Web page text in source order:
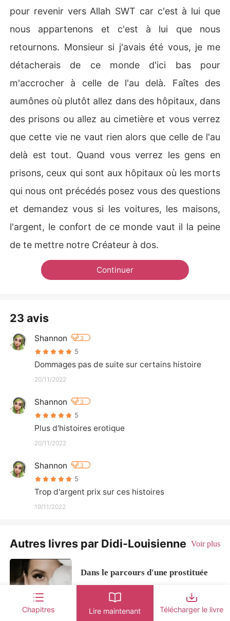
pour revenir vers Allah SWT car c'est à lui que
nous appartenons et c'est à lui que nous
retournons. Monsieur si j'avais été vous, je me
détacherais de ce monde d'ici bas pour
m'accrocher à celle de l'au delà. Faîtes des
aumônes où plutôt allez dans des hôpitaux, dans
des prisons ou allez au cimetière et vous verrez
que cette vie ne vaut rien alors que celle de l'au
delà est tout. Quand vous verrez les gens en
prisons, ceux qui sont aux hôpitaux où les morts
qui nous ont précédés posez vous des questions
et demandez vous si les voitures, les maisons,
l'argent, le confort de ce monde vaut il la peine
de te mettre notre Créateur à dos.
Continuer
23 avis
Shannon 3
5
Dommages pas de suite sur certains histoire
20/11/2022
Shannon 3
5
Plus d'histoires erotique
20/11/2022
Shannon 3
5
Trop d'argent prix sur ces histoires
19/11/2022
Autres livres par Didi-Louisienne Voir plus
Dans le parcours d'une prostituée
5.0
Bella est une jeune fille née dans le
Chapitres Lire maintenant Télécharger le livre